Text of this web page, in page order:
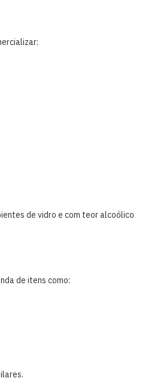
de vidro e com teor alcoólico
de itens como: